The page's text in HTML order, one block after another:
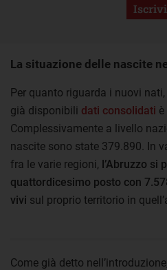
La situazione delle nascite
Per quanto riguarda i nuovi
già disponibili dati consolidati è
Complessivamente a livello
nascite sono state 379.890. In
fra le varie regioni, l’Abruzzo si
quattordicesimo posto con
vivi sul proprio territorio in
Come già detto